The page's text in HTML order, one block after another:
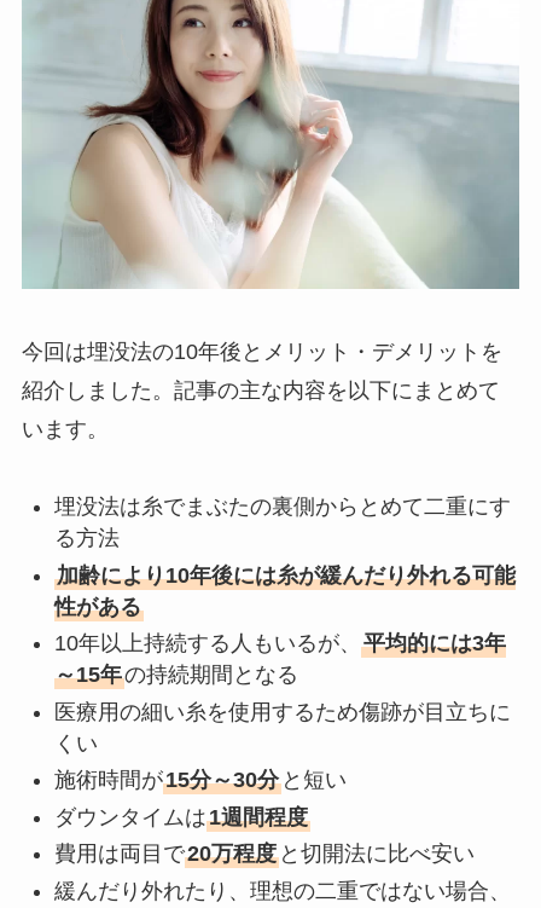
今回は埋没法の10年後とメリット・デメリットを
紹介しました。記事の主な内容を以下にまとめて
います。
埋没法は糸でまぶたの裏側からとめて二重にす
る方法
加齢により10年後には糸が緩んだり外れる可能
性がある
10年以上持続する人もいるが、 平均的には3年
～15年の持続期間となる
医療用の細い糸を使用するため傷跡が目立ちに
くい
施術時間が15分～30分と短い
ダウンタイムは1週間程度
費用は両目で20万程度と切開法に比べ安い
緩んだり外れたり、理想の二重ではない場合、